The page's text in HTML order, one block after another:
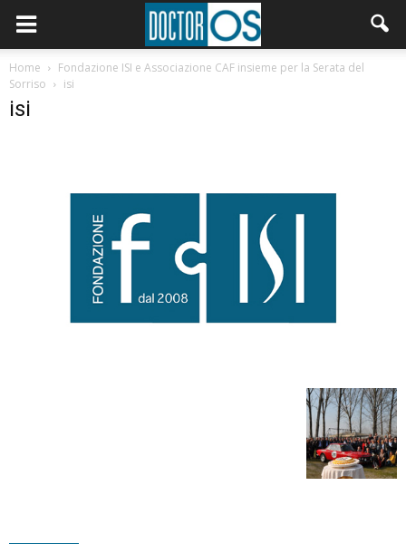
Home
Fondazione ISI e Associazione CAF insieme per la Serata del
Sorriso
isi
isi